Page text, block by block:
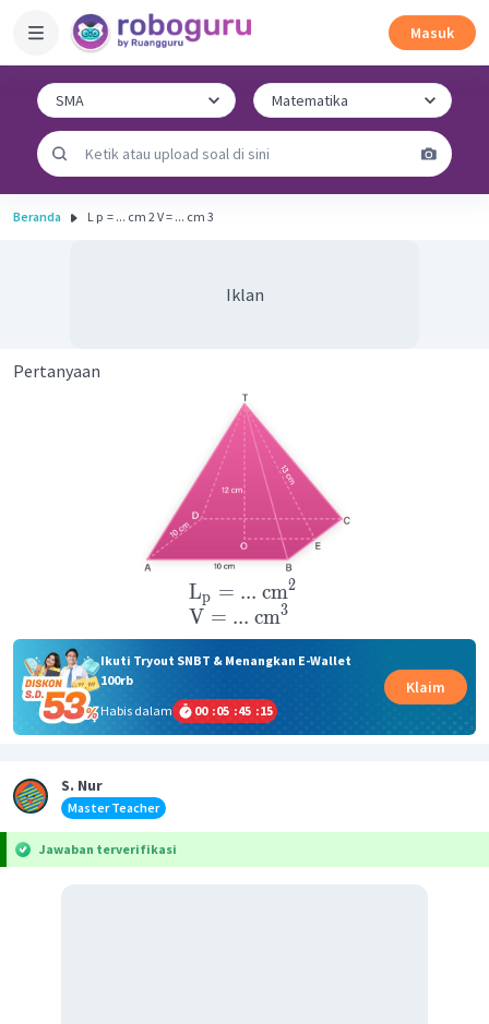
Masuk
Beranda L p ​ = ... cm 2 V = ... cm 3
Iklan
Pertanyaan
Lp = ... cm2
V = ... cm3
Ikuti Tryout SNBT & Menangkan E-Wallet
100rb
Habis dalam
00 :05 :45 :15
Klaim
S. Nur
Master Teacher
Jawaban terverifikasi